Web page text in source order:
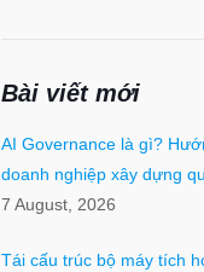
Bài viết mới
AI Governance là gì?
doanh nghiệp xây dựng
7 August, 2026
Tái cấu trúc bộ máy tích